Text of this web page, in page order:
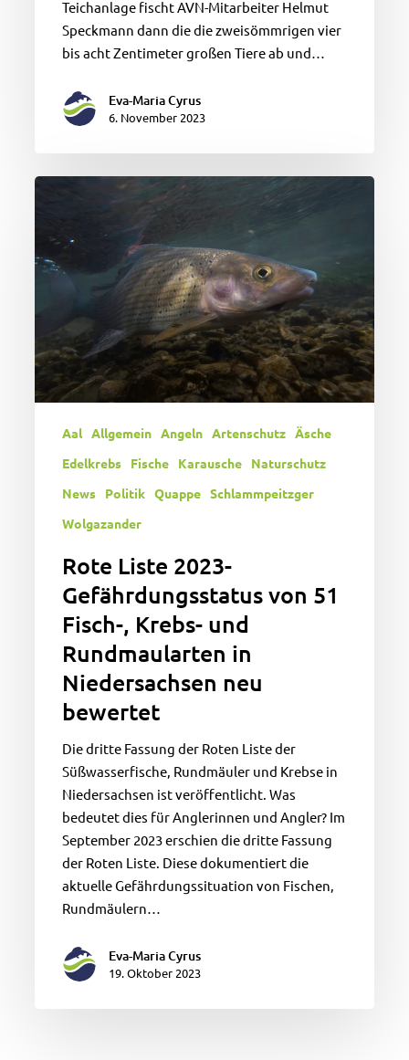
Teichanlage fischt AVN-Mitarbeiter Helmut
Speckmann dann die die zweisömmrigen vier
bis acht Zentimeter großen Tiere ab und…
Eva-Maria Cyrus
6. November 2023
Rote
Gefährdungsstatus
von
Fisch-,
Krebs-
und
Rundmaularten
Niedersachsen
Aal Allgemein Angeln Artenschutz Äsche
Edelkrebs
Fische Karausche
Naturschutz
News
Politik Quappe Schlammpeitzger
Wolgazander
Rote Liste 2023-
Gefährdungsstatus von 51
Fisch-, Krebs- und
Rundmaularten in
Niedersachsen neu
bewertet
Die dritte Fassung der Roten Liste der
Süßwasserfische, Rundmäuler und Krebse in
Niedersachsen ist veröffentlicht. Was
bedeutet dies für Anglerinnen und Angler? Im
September 2023 erschien die dritte Fassung
der Roten Liste. Diese dokumentiert die
aktuelle Gefährdungssituation von Fischen,
Rundmäulern…
Eva-Maria Cyrus
19. Oktober 2023